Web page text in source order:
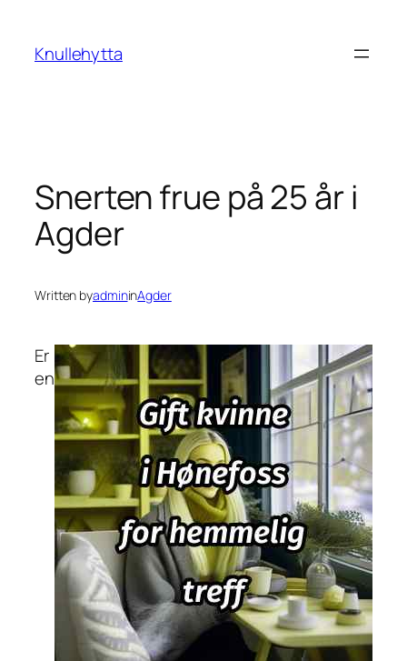
content
Knullehytta
Snerten frue på 25 år i
Agder
Written byadmininAgder
Er
en